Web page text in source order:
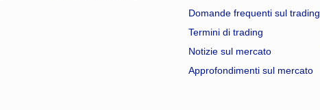
Domande frequenti sul trading
Termini di trading
Notizie sul mercato
Approfondimenti sul mercato